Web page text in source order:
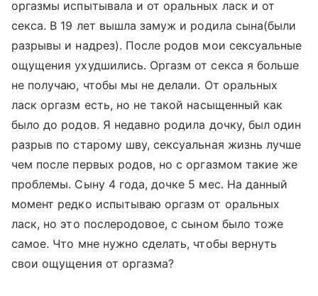
оргазмы испытывала и от оральных ласк и от
секса. В 19 лет вышла замуж и родила сына(были
разрывы и надрез). После родов мои сексуальные
ощущения ухудшились. Оргазм от секса я больше
не получаю, чтобы мы не делали. От оральных
ласк оргазм есть, но не такой насыщенный как
было до родов. Я недавно родила дочку, был один
разрыв по старому шву, сексуальная жизнь лучше
чем после первых родов, но с оргазмом такие же
проблемы. Сыну 4 года, дочке 5 мес. На данный
момент редко испытываю оргазм от оральных
ласк, но это послеродовое, с сыном было тоже
самое. Что мне нужно сделать, чтобы вернуть
свои ощущения от оргазма?